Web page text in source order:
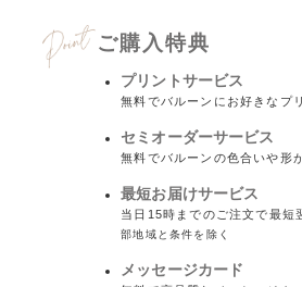
ご購入特典
プリントサービス
無料でバルーンにお好きなプ
セミオーダーサービス
無料でバルーンの色合いや形
最短お届けサービス
当日15時までのご注文で最短
部地域と条件を除く
メッセージカード